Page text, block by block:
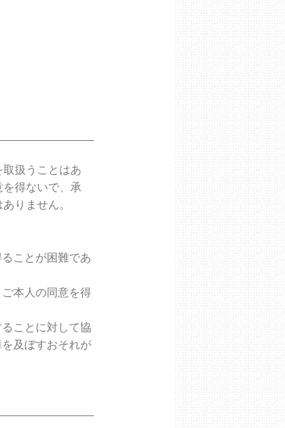
扱うことはあ
得ないで、承
りません。
ことが困難であ
本人の同意を得
ことに対して協
及ぼすおそれが